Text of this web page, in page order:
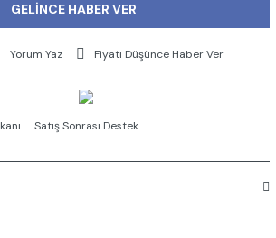
GELİNCE HABER VER
Yorum Yaz Fiyatı Düşünce Haber Ver
Satış Sonrası Destek